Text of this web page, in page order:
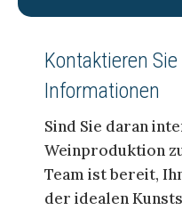
Kontaktieren
Informationen
Sind Sie daran
Weinproduktion
Team ist bereit,
der idealen